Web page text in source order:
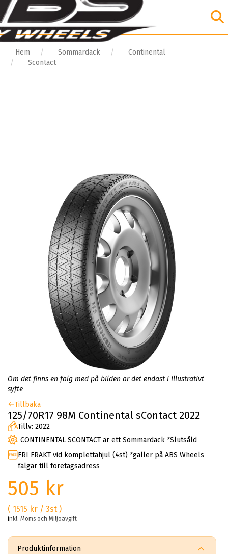
Hem Sommardäck
Continental
Scontact
Om det finns en fälg med på bilden är det endast i illustrativt
syfte
Tillbaka
125/70R17 98M Continental sContact 2022
Tillv: 2022
CONTINENTAL SCONTACT är ett Sommardäck *Slutsåld
FRI FRAKT vid komplettahjul (4st) *gäller på ABS Wheels
fälgar till företagsadress
505 kr
( 1515 kr / 3st )
inkl. Moms och Miljöavgift
Produktinformation